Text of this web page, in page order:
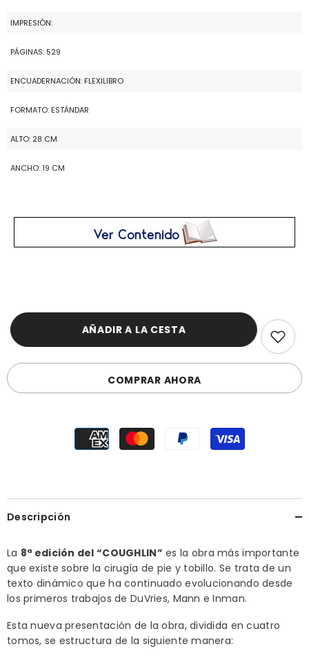
IMPRESIÓN:
PÁGINAS: 529
ENCUADERNACIÓN: FLEXILIBRO
FORMATO: ESTÁNDAR
ALTO: 28 CM
ANCHO: 19 CM
AÑADIR A LA CESTA
COMPRAR AHORA
Descripción
La 8ª edición del “COUGHLIN” es la obra más importante
que existe sobre la cirugía de pie y tobillo. Se trata de un
texto dinámico que ha continuado evolucionando desde
los primeros trabajos de DuVries, Mann e Inman.
Esta nueva presentación de la obra, dividida en cuatro
tomos, se estructura de la siguiente manera: